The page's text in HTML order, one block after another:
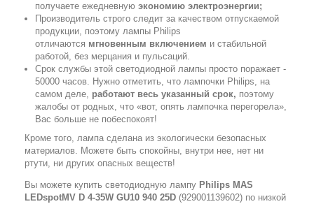
получаете ежедневную экономию электроэнергии;
Производитель строго следит за качеством отпускаемой
продукции, поэтому лампы Philips
отличаются мгновенным включением и стабильной
работой, без мерцания и пульсаций.
Срок службы этой светодиодной лампы просто поражает -
50000 часов. Нужно отметить, что лампочки Philips, на
самом деле, работают весь указанный срок, поэтому
жалобы от родных, что «вот, опять лампочка перегорела»,
Вас больше не побеспокоят!
Кроме того, лампа сделана из экологически безопасных
материалов. Можете быть спокойны, внутри нее, нет ни
ртути, ни других опасных веществ!
Вы можете купить светодиодную лампу Philips MAS
LEDspotMV D 4-35W GU10 940 25D (929001139602) по низкой